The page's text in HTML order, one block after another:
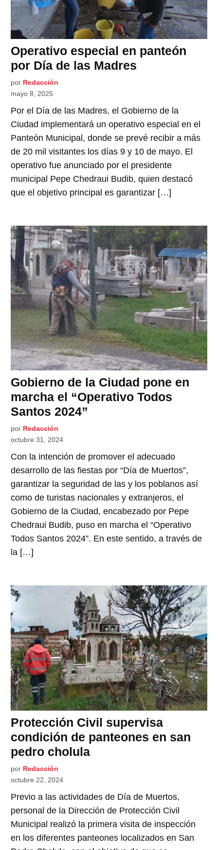
Operativo especial en panteón
por Día de las Madres
por Redacción
mayo 8, 2025
Por el Día de las Madres, el Gobierno de la
Ciudad implementará un operativo especial en el
Panteón Municipal, donde se prevé recibir a más
de 20 mil visitantes los días 9 y 10 de mayo. El
operativo fue anunciado por el presidente
municipal Pepe Chedraui Budib, quien destacó
que el objetivo principal es garantizar […]
Gobierno de la Ciudad pone en
marcha el “Operativo Todos
Santos 2024”
por Redacción
octubre 31, 2024
Con la intención de promover el adecuado
desarrollo de las fiestas por “Día de Muertos”,
garantizar la seguridad de las y los poblanos así
como de turistas nacionales y extranjeros, el
Gobierno de la Ciudad, encabezado por Pepe
Chedraui Budib, puso en marcha el “Operativo
Todos Santos 2024”. En este sentido, a través de
la […]
Protección Civil supervisa
condición de panteones en san
pedro cholula
por Redacción
octubre 22, 2024
Previo a las actividades de Día de Muertos,
personal de la Dirección de Protección Civil
Municipal realizó la primera visita de inspección
en los diferentes panteones localizados en San